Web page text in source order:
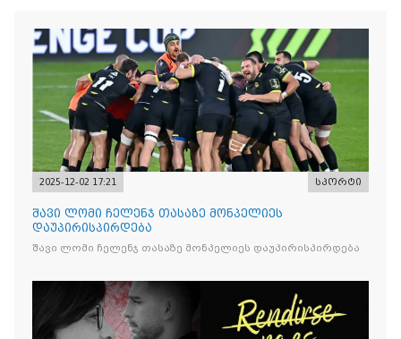
2025-12-02 17:21 სპორტი
შავი ლომი ჩელენჯ თასაზე მონპელიეს
დაუპირისპირდება
შავი ლომი ჩელენჯ თასაზე მონპელიეს დაუპირისპირდება